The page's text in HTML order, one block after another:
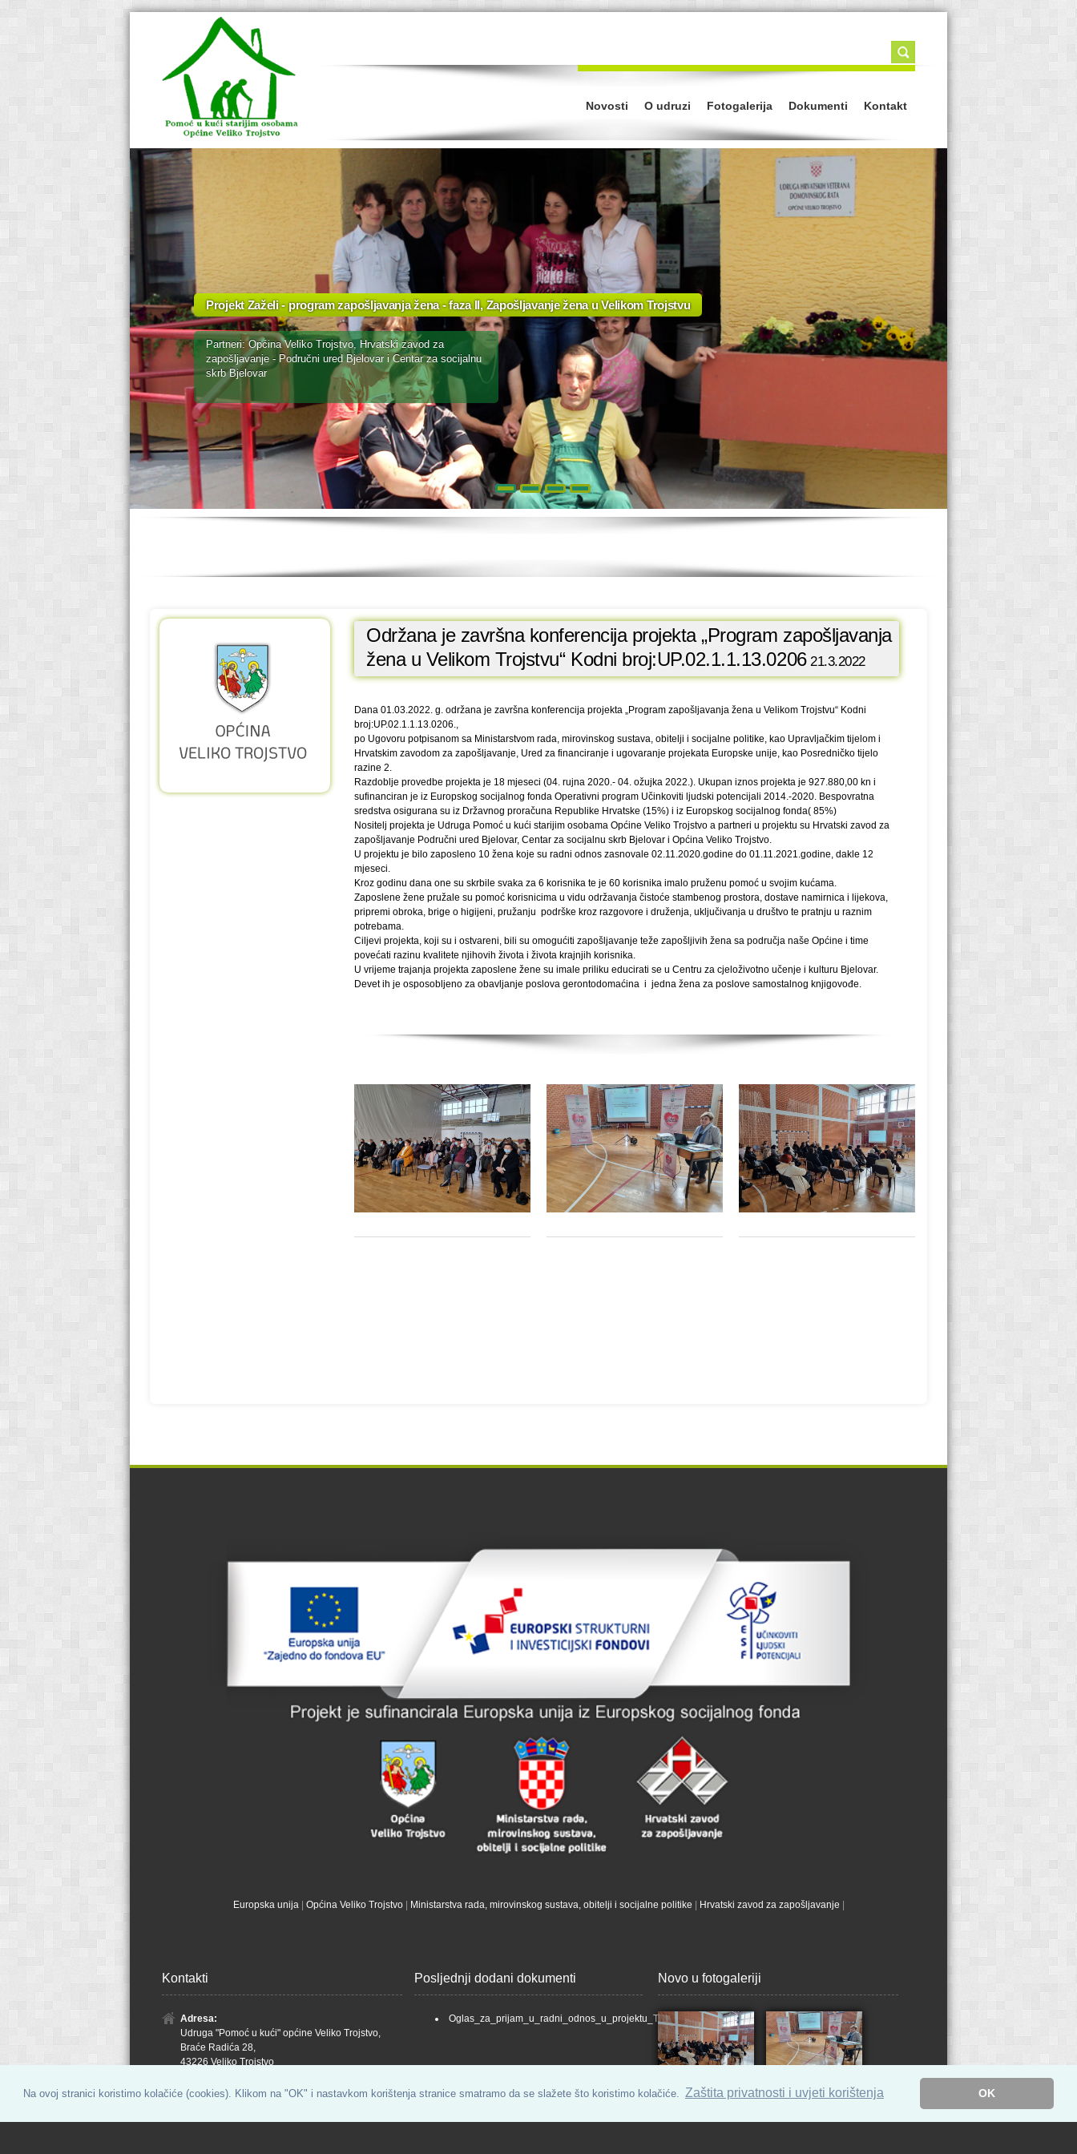
Na ovoj stranici koristimo kolačiće (cookies). Klikom na "OK" i nastavkom korištenja stranice smatramo da se slažete što koristimo kolačiće. Zaštita privatnosti i uvjeti korištenja OK
Novosti O udruzi Fotogalerija Dokumenti Kontakt
Projekt Zaželi - program zapošljavanja žena - faza II, Zapošljavanje žena u Velikom Trojstvu
Partneri: Općina Veliko Trojstvo, Hrvatski zavod za
zapošljavanje - Područni ured Bjelovar i Centar za socijalnu
skrb Bjelovar
Održana je završna konferencija projekta „Program zapošljavanja
žena u Velikom Trojstvu“ Kodni broj:UP.02.1.1.13.020621.3.2022
Dana 01.03.2022. g. održana je završna konferencija projekta „Program zapošljavanja žena u Velikom Trojstvu“ Kodni
broj:UP.02.1.1.13.0206.,
po Ugovoru potpisanom sa Ministarstvom rada, mirovinskog sustava, obitelji i socijalne politike, kao Upravljačkim tijelom i
Hrvatskim zavodom za zapošljavanje, Ured za financiranje i ugovaranje projekata Europske unije, kao Posredničko tijelo
razine 2.
Razdoblje provedbe projekta je 18 mjeseci (04. rujna 2020.- 04. ožujka 2022.). Ukupan iznos projekta je 927.880,00 kn i
sufinanciran je iz Europskog socijalnog fonda Operativni program Učinkoviti ljudski potencijali 2014.-2020. Bespovratna
sredstva osigurana su iz Državnog proračuna Republike Hrvatske (15%) i iz Europskog socijalnog fonda( 85%)
Nositelj projekta je Udruga Pomoć u kući starijim osobama Općine Veliko Trojstvo a partneri u projektu su Hrvatski zavod za
zapošljavanje Područni ured Bjelovar, Centar za socijalnu skrb Bjelovar i Općina Veliko Trojstvo.
U projektu je bilo zaposleno 10 žena koje su radni odnos zasnovale 02.11.2020.godine do 01.11.2021.godine, dakle 12
mjeseci.
Kroz godinu dana one su skrbile svaka za 6 korisnika te je 60 korisnika imalo pruženu pomoć u svojim kućama.
Zaposlene žene pružale su pomoć korisnicima u vidu održavanja čistoće stambenog prostora, dostave namirnica i lijekova,
pripremi obroka, brige o higijeni, pružanju podrške kroz razgovore i druženja, uključivanja u društvo te pratnju u raznim
potrebama.
Ciljevi projekta, koji su i ostvareni, bili su omogućiti zapošljavanje teže zapošljivih žena sa područja naše Općine i time
povećati razinu kvalitete njihovih života i života krajnjih korisnika.
U vrijeme trajanja projekta zaposlene žene su imale priliku educirati se u Centru za cjeloživotno učenje i kulturu Bjelovar.
Devet ih je osposobljeno za obavljanje poslova gerontodomaćina i jedna žena za poslove samostalnog knjigovođe.
Europska unija | Općina Veliko Trojstvo| Ministarstva rada, mirovinskog sustava, obitelji i socijalne politike | Hrvatski zavod za zapošljavanje |
Kontakti
Adresa:
Udruga "Pomoć u kući" općine Veliko Trojstvo,
Braće Radića 28,
43226 Veliko Trojstvo
Tel/Fax:
+385 43 885 643,
Posljednji dodani dokumenti
Oglas_za_prijam_u_radni_odnos_u_projektu_Trojacke_ruze
Novo u fotogaleriji